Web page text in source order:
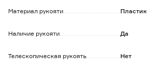
складе.
Материал рукояти Пластик
Наличие рукояти Да
Телескопическая рукоять Нет